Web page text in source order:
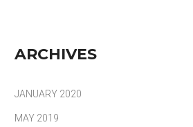
ARCHIVES
JANUARY 2020
MAY 2019